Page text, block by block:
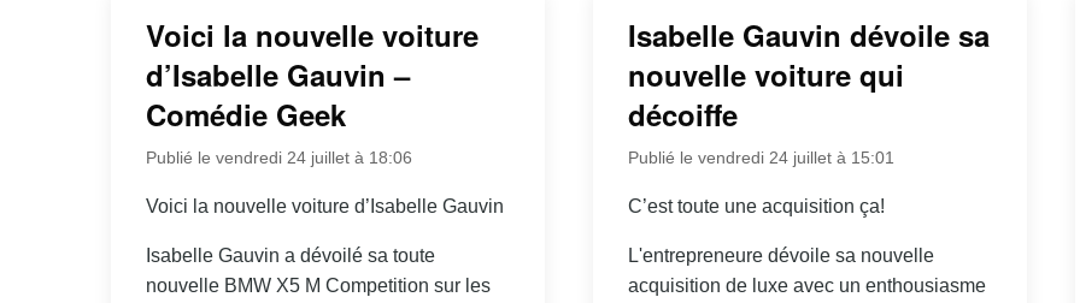
Voici la nouvelle voiture
d’Isabelle Gauvin –
Comédie Geek
Publié le vendredi 24 juillet à 18:06
Voici la nouvelle voiture d’Isabelle Gauvin
Isabelle Gauvin a dévoilé sa toute
nouvelle BMW X5 M Competition sur les
Isabelle Gauvin dévoile sa
nouvelle voiture qui
décoiffe
Publié le vendredi 24 juillet à 15:01
C’est toute une acquisition ça!
L'entrepreneure dévoile sa nouvelle
acquisition de luxe avec un enthousiasme